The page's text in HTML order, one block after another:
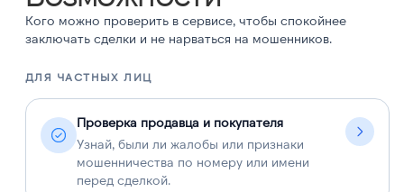
Кого можно проверить в сервисе, чтобы спокойнее
заключать сделки и не нарваться на мошенников.
ДЛЯ ЧАСТНЫХ ЛИЦ
Проверка продавца и покупателя
Узнай, были ли жалобы или признаки
мошенничества по номеру или имени
перед сделкой.